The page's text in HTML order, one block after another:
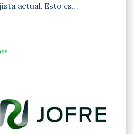
actual. Esto es…